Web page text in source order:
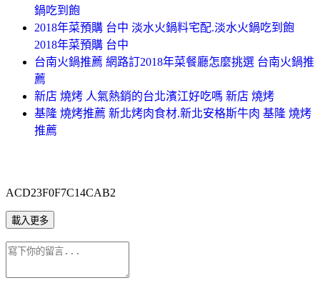
鍋吃到飽
2018年菜預購 台中 淡水火鍋料宅配.淡水火鍋吃到飽
2018年菜預購 台中
台南火鍋推薦 網路訂2018年菜餐廳怎麼挑選 台南火鍋推
薦
新店 燒烤 人氣熱銷的台北濱江好吃嗎 新店 燒烤
基隆 燒烤推薦 新北烤肉食材.新北安格斯牛肉 基隆 燒烤
推薦
ACD23F0F7C14CAB2
載入更多